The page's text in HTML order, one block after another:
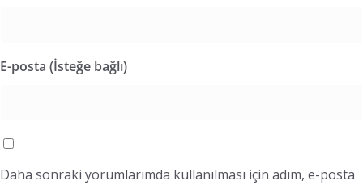
E-posta (İsteğe bağlı)
Daha sonraki yorumlarımda kullanılması için adım, e-posta